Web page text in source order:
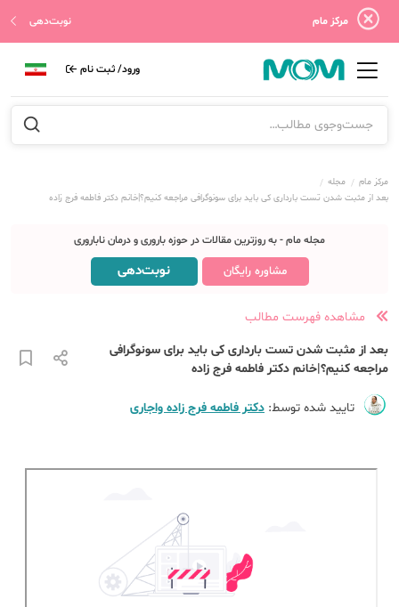
مرکز مام نوبت‌دهی
ورود/ ثبت نام
مرکز مام
مجله
بعد از مثبت شدن تست بارداری کی باید برای سونوگرافی مراجعه کنیم؟|خانم دکتر فاطمه فرج زاده
مجله مام - به روزترین مقالات در حوزه باروری و درمان ناباروری
مشاوره رایگان نوبت‌دهی
مشاهده فهرست مطالب
بعد از مثبت شدن تست بارداری کی باید برای سونوگرافی
مراجعه کنیم؟|خانم دکتر فاطمه فرج زاده
تایید شده توسط: دکتر فاطمه فرج زاده واجاری